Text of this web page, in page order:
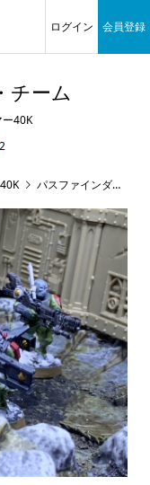
ログイン 会員登録
チーム
40K
2
パスファインダー・チーム